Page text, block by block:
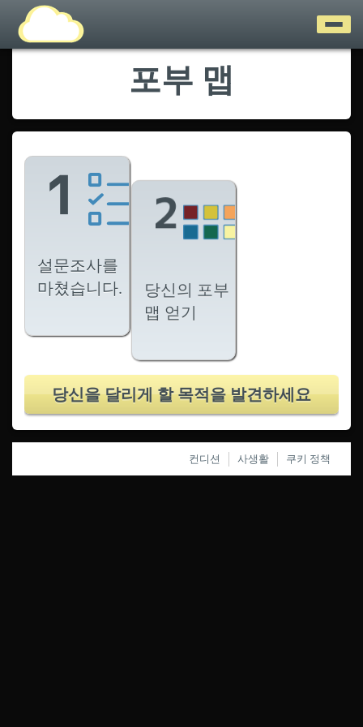
포부 맵
설문조사를
마쳤습니다.
당신의 포부
맵 얻기
당신을 달리게 할 목적을 발견하세요
컨디션 사생활 쿠키 정책